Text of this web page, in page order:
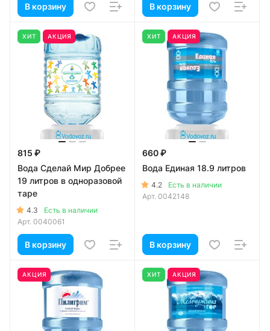
В корзину В корзину
ХИТ АКЦИЯ
815 ₽
Вода Сделай Мир Добрее
19 литров в одноразовой
таре
4.3
Есть в наличии
Арт. 0040061
В корзину
ХИТ АКЦИЯ
660 ₽
Вода Единая 18.9 литров
4.2
Есть в наличии
Арт. 0042148
В корзину
АКЦИЯ ХИТ АКЦИЯ